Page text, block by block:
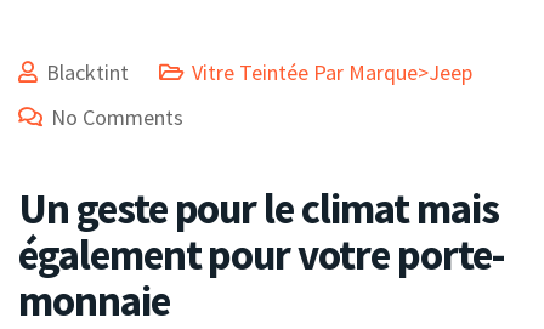
Blacktint
Vitre Teintée Par Marque>Jeep
No Comments
Un geste pour le climat mais
également pour votre porte-
monnaie